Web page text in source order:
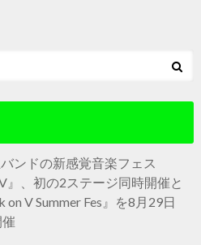
ンドの新感覚音楽フェス
V』、初の2ステージ同時開催と
on V Summer Fes』を8月29日
催